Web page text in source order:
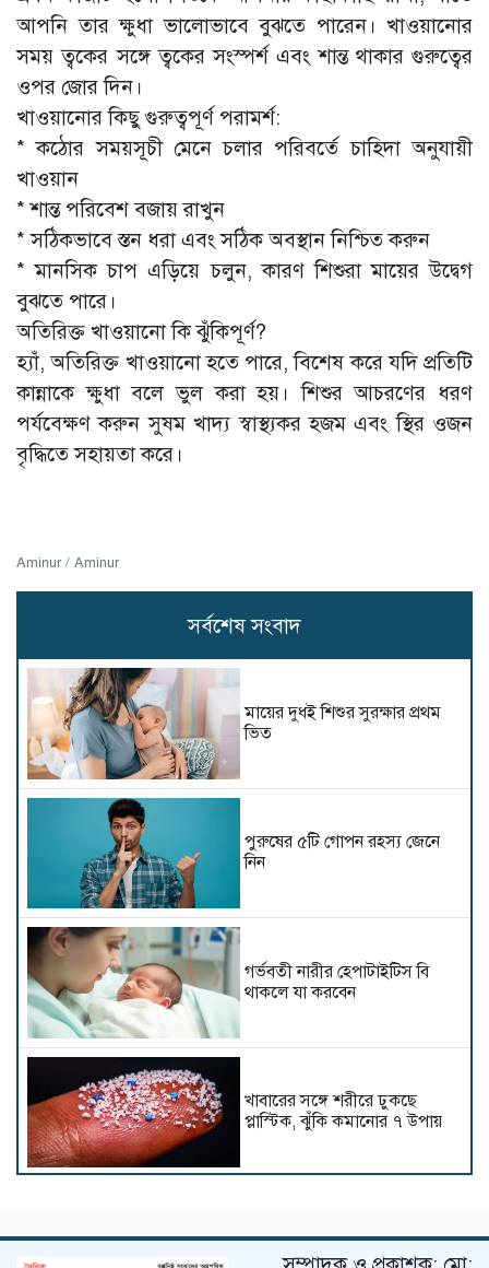
আপনি তার ক্ষুধা ভালোভাবে বুঝতে পারেন। খাওয়ানোর
সময় ত্বকের সঙ্গে ত্বকের সংস্পর্শ এবং শান্ত থাকার গুরুত্বের
ওপর জোর দিন।
খাওয়ানোর কিছু গুরুত্বপূর্ণ পরামর্শ:
* কঠোর সময়সূচী মেনে চলার পরিবর্তে চাহিদা অনুযায়ী
খাওয়ান
* শান্ত পরিবেশ বজায় রাখুন
* সঠিকভাবে স্তন ধরা এবং সঠিক অবস্থান নিশ্চিত করুন
* মানসিক চাপ এড়িয়ে চলুন, কারণ শিশুরা মায়ের উদ্বেগ
বুঝতে পারে।
অতিরিক্ত খাওয়ানো কি ঝুঁকিপূর্ণ?
হ্যাঁ, অতিরিক্ত খাওয়ানো হতে পারে, বিশেষ করে যদি প্রতিটি
কান্নাকে ক্ষুধা বলে ভুল করা হয়। শিশুর আচরণের ধরণ
পর্যবেক্ষণ করুন সুষম খাদ্য স্বাস্থ্যকর হজম এবং স্থির ওজন
বৃদ্ধিতে সহায়তা করে।
Aminur / Aminur
সর্বশেষ সংবাদ
মায়ের দুধই শিশুর সুরক্ষার প্রথম
ভিত
পুরুষের ৫টি গোপন রহস্য জেনে
নিন
গর্ভবতী নারীর হেপাটাইটিস বি
থাকলে যা করবেন
খাবারের সঙ্গে শরীরে ঢুকছে
প্লাস্টিক, ঝুঁকি কমানোর ৭ উপায়
এড়িয়ে চলা উচিত